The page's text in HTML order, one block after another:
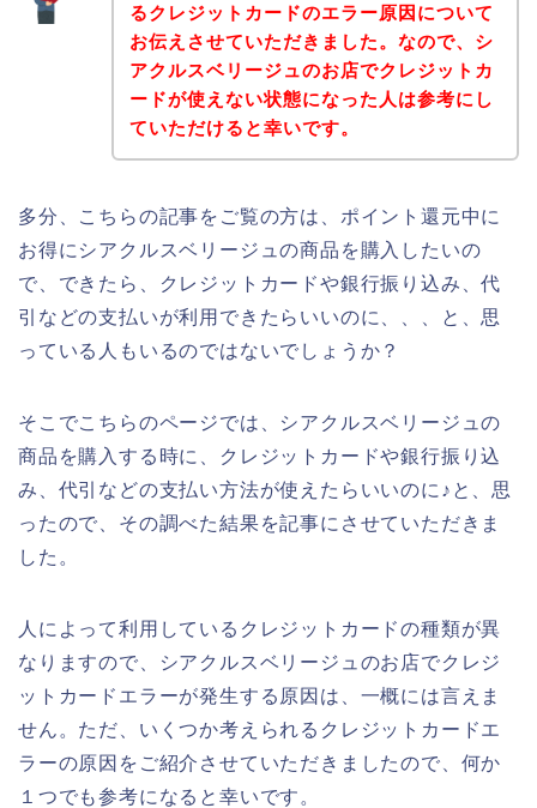
るクレジットカードのエラー原因について
お伝えさせていただきました。なので、シ
アクルスベリージュのお店でクレジットカ
ードが使えない状態になった人は参考にし
ていただけると幸いです。
多分、こちらの記事をご覧の方は、ポイント還元中に
お得にシアクルスベリージュの商品を購入したいの
で、できたら、クレジットカードや銀行振り込み、代
引などの支払いが利用できたらいいのに、、、と、思
っている人もいるのではないでしょうか？
そこでこちらのページでは、シアクルスベリージュの
商品を購入する時に、クレジットカードや銀行振り込
み、代引などの支払い方法が使えたらいいのに♪と、思
ったので、その調べた結果を記事にさせていただきま
した。
人によって利用しているクレジットカードの種類が異
なりますので、シアクルスベリージュのお店でクレジ
ットカードエラーが発生する原因は、一概には言えま
せん。ただ、いくつか考えられるクレジットカードエ
ラーの原因をご紹介させていただきましたので、何か
１つでも参考になると幸いです。